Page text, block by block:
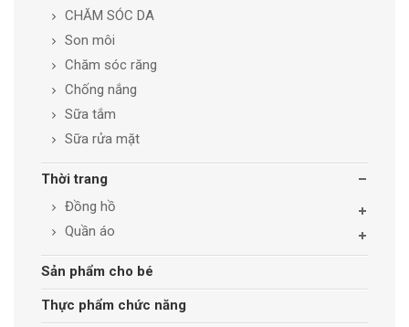
CHĂM SÓC DA
Son môi
Chăm sóc răng
Chống nắng
Sữa tắm
Sữa rửa mặt
Thời trang
Đồng hồ
Quần áo
Sản phẩm cho bé
Thực phẩm chức năng